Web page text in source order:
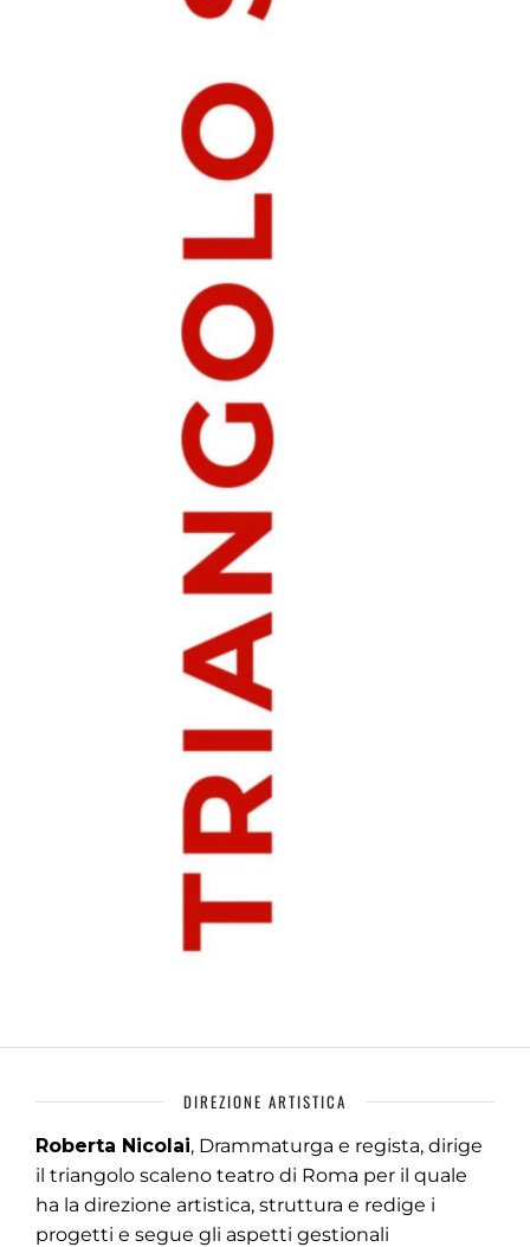
DIREZIONE ARTISTICA
Roberta Nicolai, Drammaturga e regista, dirige
il triangolo scaleno teatro di Roma per il quale
ha la direzione artistica, struttura e redige i
progetti e segue gli aspetti gestionali